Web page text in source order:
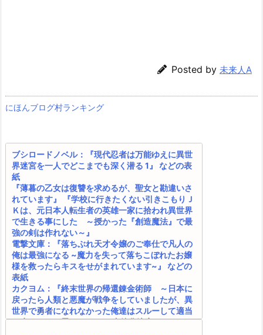
Posted by 未来人A
にほんブログ村ランキング
ブシロードノベル：『現代忍者は万能ゆえに異世
界迷宮を一人でどこまでも深く潜る 1』 などの表
紙
『薄暮の乙女は復讐を求めるが、聖女と勘違いさ
れています』 『学校に行きたくない引きこもりＪ
Ｋは、元日本人転生者の英雄一家に拾われ異世界
で生きる事にした ～授かった『創造魔法』で最
強の剣は作れない～』
電撃文庫：『落ちぶれ天才令嬢のご奉仕で凡人の
俺は最強になる ~魔力を失って落ちこぼれたお嬢
様を救ったらキスをせがまれています~』 などの
表紙
カクヨム：『終末世界の帰還錬金術師 ～日本に
戻ったら人類と悪魔が戦争をしていましたが、異
世界で勇者になれなかった俺達はスルーして適当
に生きたいと思います～』 書籍化決定！